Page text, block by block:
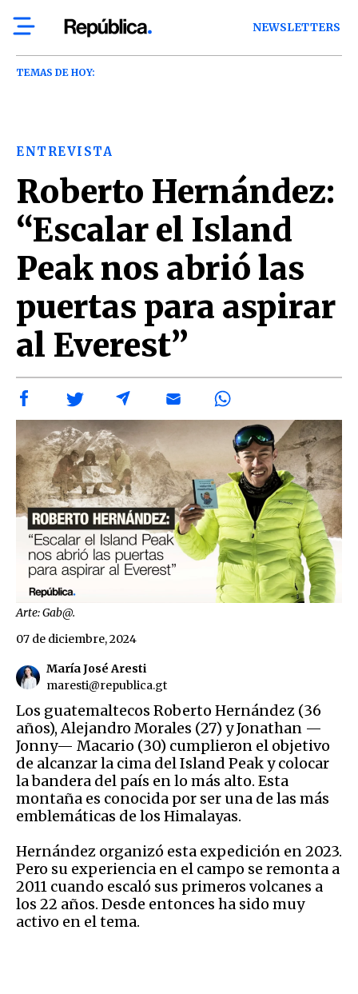
NEWSLETTERS
TEMAS DE HOY:
ENTREVISTA
Roberto Hernández:
“Escalar el Island
Peak nos abrió las
puertas para aspirar
al Everest”
Arte: Gab@.
María José Aresti
maresti@republica.gt
07 de diciembre, 2024
Los guatemaltecos Roberto Hernández (36
años), Alejandro Morales (27) y Jonathan —
Jonny— Macario (30) cumplieron el objetivo
de alcanzar la cima del Island Peak y colocar
la bandera del país en lo más alto. Esta
montaña es conocida por ser una de las más
emblemáticas de los Himalayas.
Hernández organizó esta expedición en 2023.
Pero su experiencia en el campo se remonta a
2011 cuando escaló sus primeros volcanes a
los 22 años. Desde entonces ha sido muy
activo en el tema.